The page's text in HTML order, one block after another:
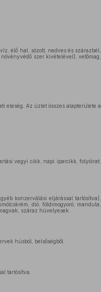
élő hal, sózott, nedves és szárazbél,
szer kivételével), vetőmag,
eleség. Az üzlet összes alapterülete a
vegyi cikk, napi iparcikk, folyóirat,
konzerválási eljárással tartósítva),
dió, földimogyoró, mandula,
száraz hüvelyesek.
húsból, belsőségből.
tartósítva.